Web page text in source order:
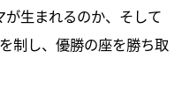
が生まれるのか、そして
制し、優勝の座を勝ち取